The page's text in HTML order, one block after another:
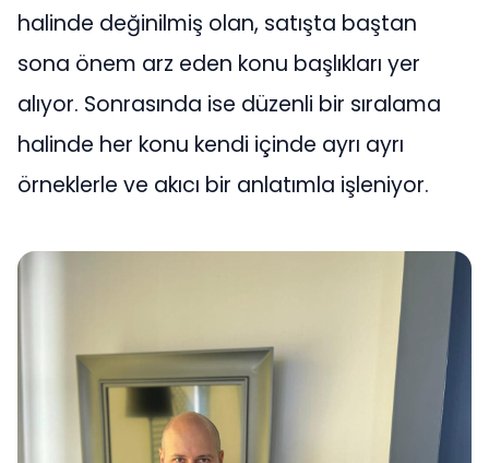
halinde değinilmiş olan, satışta baştan
sona önem arz eden konu başlıkları yer
alıyor. Sonrasında ise düzenli bir sıralama
halinde her konu kendi içinde ayrı ayrı
örneklerle ve akıcı bir anlatımla işleniyor.